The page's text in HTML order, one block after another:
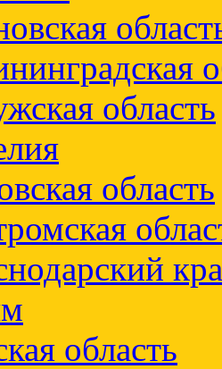
область
область
область